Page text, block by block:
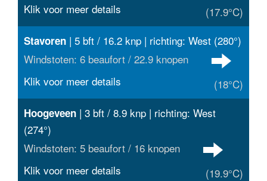
(17.9°C)
Klik voor meer details
Stavoren | 5 bft / 16.2 knp | richting: West (280°)
Windstoten: 6 beaufort / 22.9 knopen
(18°C)
Klik voor meer details
Hoogeveen | 3 bft / 8.9 knp | richting: West
(274°)
Windstoten: 5 beaufort / 16 knopen
(19.9°C)
Klik voor meer details